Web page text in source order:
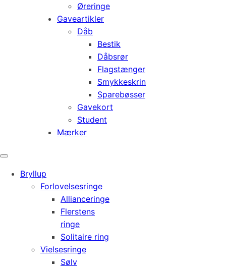
Øreringe
Gaveartikler
Dåb
Bestik
Dåbsrør
Flagstænger
Smykkeskrin
Sparebøsser
Gavekort
Student
Mærker
Bryllup
Forlovelsesringe
Allianceringe
Flerstens
ringe
Solitaire ring
Vielsesringe
Sølv